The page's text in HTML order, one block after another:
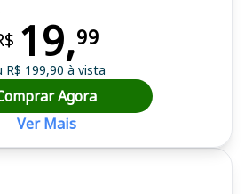
19,99
R$ 199,90 à vista
Agora
Ver Mais